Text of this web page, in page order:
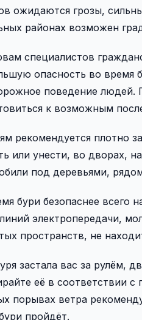
ожидаются грозы,
районах возможен
специалистов
опасность во время
поведение людей.
к возможным
рекомендуется плотно
или унести, во дворах,
под деревьями,
бури безопаснее всего
электропередачи,
пространств, не
застала вас за рулём,
её в соответствии
порывах ветра
пройдёт.